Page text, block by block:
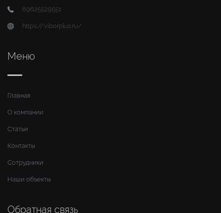
89625529551
https://viborplus.ru/
Меню
Главная
О компании
Статьи
Контакты
Сотрудники
Наши объекты
Обратная связь